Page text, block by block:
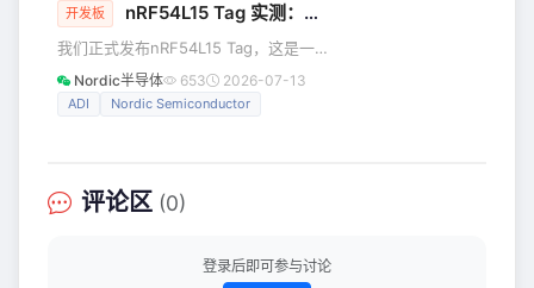
都将是可见的。对于某个给定的ADC，
常比在全标度或接近全标度测量的信噪
比(SNR)高出几个dB，原因即在于此。
在ADC的SNR有可能超过140dB的过采
开发板 nRF54L15 Tag 实测：双天线、CR2032 供电，这块小板子跑起来到底怎么样？
我们正式发布nRF54L15 Tag，这是一款
结构紧凑、电池供电的标签原型开发平
台，搭载超低功耗无线 nRF54L15 SoC
和 Google 查找中心的产品。它配备双
天线，可增强 Google 查找中心的精准
稳定的测距。依托多传感器集成特性
Nordic半导体 653 2026-07-13
ADI Nordic Semiconductor
评论区 (0)
登录后即可参与讨论